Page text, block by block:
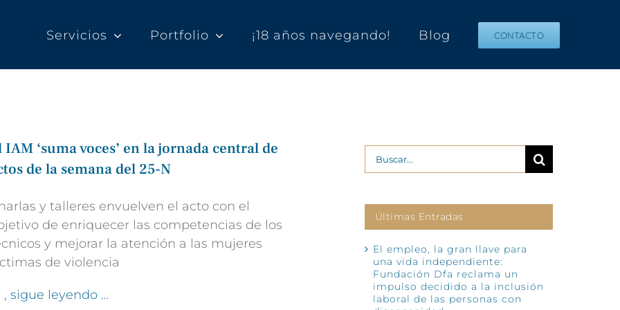
Servicios Portfolio ¡18 años navegando! Blog CONTACTO
IAM ‘suma voces’ en la jornada central de
de la semana del 25-N
y talleres envuelven el acto con el
de enriquecer las competencias de los
y mejorar la atención a las mujeres
de violencia
, sigue leyendo …
Buscar:
Últimas Entradas
El empleo, la gran llave para
una vida independiente:
Fundación Dfa reclama un
impulso decidido a la inclusión
laboral de las personas con